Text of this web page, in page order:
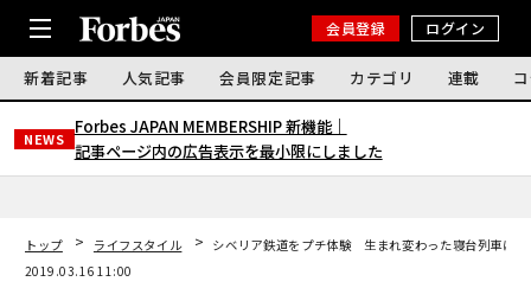
会員登録 ログイン
新着記事 人気記事 会員限定記事 カテゴリ 連載
NEWS
Forbes JAPAN MEMBERSHIP 新機能｜
記事ページ内の広告表示を最小限にしました
トップ ライフスタイル
シベリア鉄道をプチ体験 生まれ変わった寝台列車に乗
2019.03.16 11:00